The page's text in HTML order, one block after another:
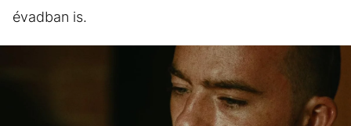
évadban is.